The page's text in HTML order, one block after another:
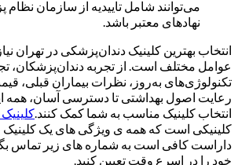
می‌توانند شامل تاییدیه از سازمان نظام
نهادهای معتبر باشد.
انتخاب بهترین کلینیک دندان‌پزشکی در تهران
عوامل مختلف است. از تجربه دندان‌پزشکان،
تکنولوژی‌های به‌روز، نظرات بیماران قبلی،
رعایت اصول بهداشتی تا دسترسی آسان، همه
انتخاب کلینیک مناسب به شما کمک کنند.
کلینیکی است که همه ی ویژگی های یک
داراست کافی است به شماره های زیر تماس
خود را در اسرع وقت تعیین کنید.